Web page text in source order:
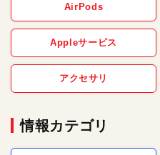
AirPods
Appleサービス
アクセサリ
情報カテゴリ